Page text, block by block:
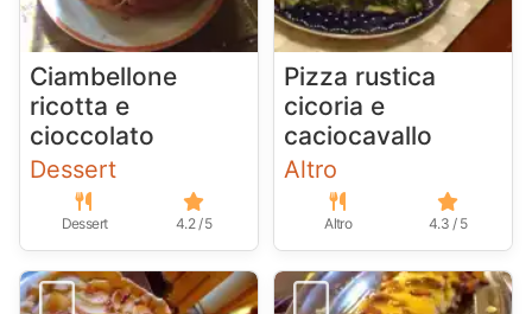
Ciambellone
ricotta e
cioccolato
Dessert
Dessert 4.2 / 5
Pizza rustica
cicoria e
caciocavallo
Altro
Altro 4.3 / 5